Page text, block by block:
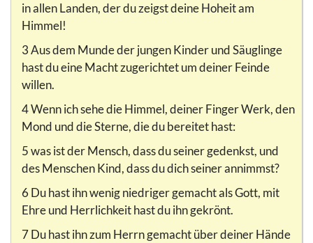
in allen Landen, der du zeigst deine Hoheit am
Himmel!
3 Aus dem Munde der jungen Kinder und Säuglinge
hast du eine Macht zugerichtet um deiner Feinde
willen.
4 Wenn ich sehe die Himmel, deiner Finger Werk, den
Mond und die Sterne, die du bereitet hast:
5 was ist der Mensch, dass du seiner gedenkst, und
des Menschen Kind, dass du dich seiner annimmst?
6 Du hast ihn wenig niedriger gemacht als Gott, mit
Ehre und Herrlichkeit hast du ihn gekrönt.
7 Du hast ihn zum Herrn gemacht über deiner Hände